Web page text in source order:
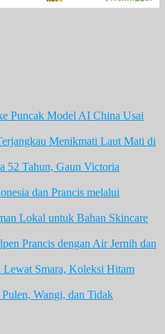
Puncak Model AI China Usai
Menikmati Laut Mati di
52 Tahun, Gaun Victoria
dan Prancis melalui
Lokal untuk Bahan Skincare
Prancis dengan Air Jernih dan
Smara, Koleksi Hitam
Wangi, dan Tidak